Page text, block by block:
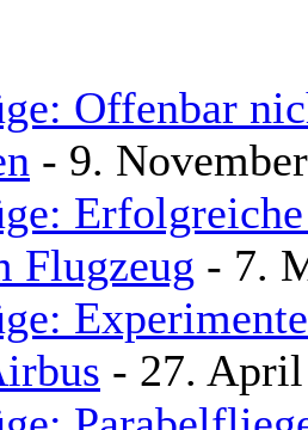
Offenbar
- 9.
Flugzeug - 7.
- 27.